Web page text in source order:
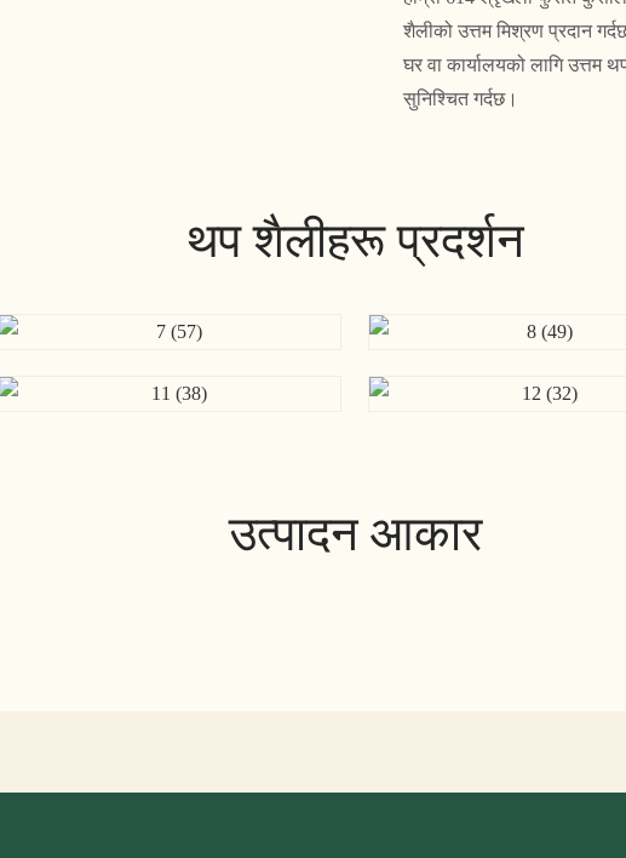
शैलीको उत्तम मिश्रण प्रदान
घर वा कार्यालयको लागि उत्तम
सुनिश्चित गर्दछ।
थप शैलीहरू प्रदर्शन
उत्पादन आकार